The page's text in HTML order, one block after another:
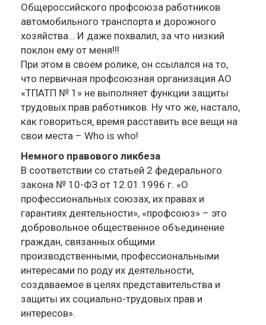
Общероссийского профсоюза работников
автомобильного транспорта и дорожного
хозяйства… И даже похвалил, за что низкий
поклон ему от меня!!!
При этом в своем ролике, он ссылался на то,
что первичная профсоюзная организация АО
«ТПАТП № 1» не выполняет функции защиты
трудовых прав работников. Ну что же, настало,
как говориться, время расставить все вещи на
свои места – Who is who!
Немного правового ликбеза
В соответствии со статьей 2 федерального
закона № 10-ФЗ от 12.01.1996 г. «О
профессиональных союзах, их правах и
гарантиях деятельности», «профсоюз» – это
добровольное общественное объединение
граждан, связанных общими
производственными, профессиональными
интересами по роду их деятельности,
создаваемое в целях представительства и
защиты их социально-трудовых прав и
интересов».